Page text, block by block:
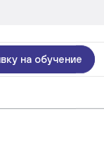
на обучение